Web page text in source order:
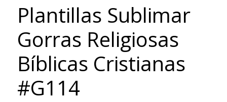
Plantillas Sublimar
Gorras Religiosas
Bíblicas Cristianas
#G114